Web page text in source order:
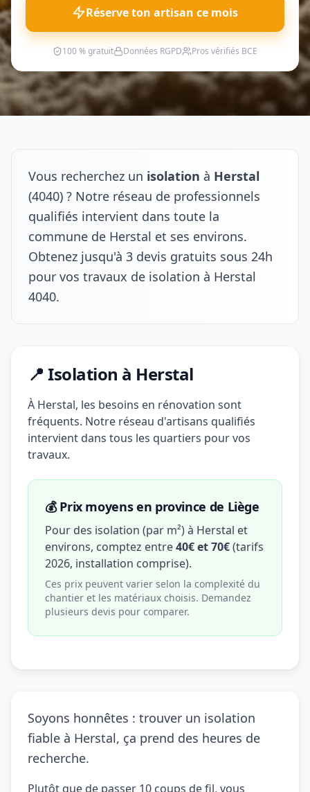
Réserve ton artisan ce mois
100 % gratuit Données RGPD Pros vérifiés BCE
Vous recherchez un isolation à Herstal
(4040) ? Notre réseau de professionnels
qualifiés intervient dans toute la
commune de Herstal et ses environs.
Obtenez jusqu'à 3 devis gratuits sous 24h
pour vos travaux de isolation à Herstal
4040.
📍 Isolation à Herstal
À Herstal, les besoins en rénovation sont
fréquents. Notre réseau d'artisans qualifiés
intervient dans tous les quartiers pour vos
travaux.
💰 Prix moyens en province de Liège
Pour des isolation (par m²) à Herstal et
environs, comptez entre40€ et 70€(tarifs
2026, installation comprise).
Ces prix peuvent varier selon la complexité du
chantier et les matériaux choisis. Demandez
plusieurs devis pour comparer.
Soyons honnêtes : trouver un isolation
fiable à Herstal, ça prend des heures de
recherche.
Plutôt que de passer 10 coups de fil, vous